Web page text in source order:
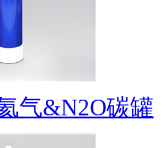
气&N2O碳罐